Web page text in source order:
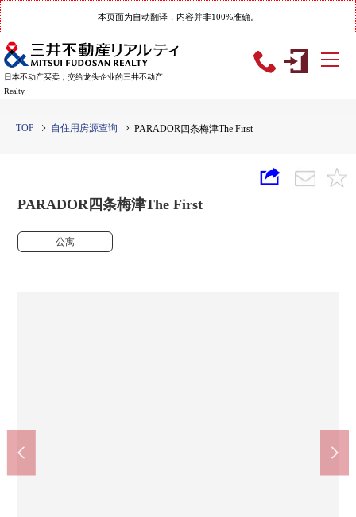
本页面为自动翻译，内容并非100%准确。
日本不动产买卖，交给龙头企业的三井不动产
Realty
TOP 自住用房源查询 PARADOR四条梅津The First
PARADOR四条梅津The First
公寓